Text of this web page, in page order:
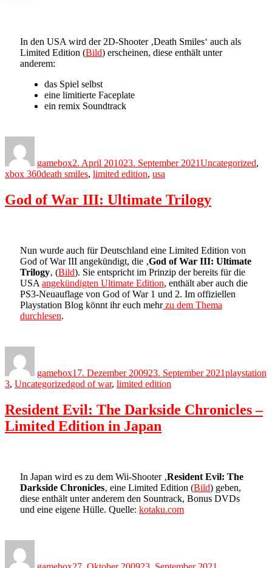
In den USA wird der 2D-Shooter ‚Death Smiles‘ auch als
Limited Edition (Bild) erscheinen, diese enthält unter
anderem:
das Spiel selbst
eine limitierte Faceplate
ein remix Soundtrack
gamebox2. April 201023. September 2021Uncategorized,
xbox 360Tags
death smiles, limited edition, usa
God of War III: Ultimate Trilogy
Nun wurde auch für Deutschland eine Limited Edition von
God of War III angekündigt, die ‚God of War III: Ultimate
Trilogy‚ (Bild). Sie entspricht im Prinzip der bereits für die
USA angekündigten Ultimate Edition, enthält aber auch die
PS3-Neuauflage von God of War 1 und 2. Im offiziellen
Playstation Blog könnt ihr euch mehrzu dem Thema
durchlesen.
gamebox17. Dezember 200923. September 2021playstation
3, UncategorizedTags
god of war, limited edition
Resident Evil: The Darkside Chronicles –
Limited Edition in Japan
In Japan wird es zu dem Wii-Shooter ‚Resident Evil: The
Darkside Chronicles‚ eine Limited Edition (Bild) geben,
diese enthält unter anderem den Sountrack, Bonus DVDs
und eine eigene Hülle. Quelle: kotaku.com